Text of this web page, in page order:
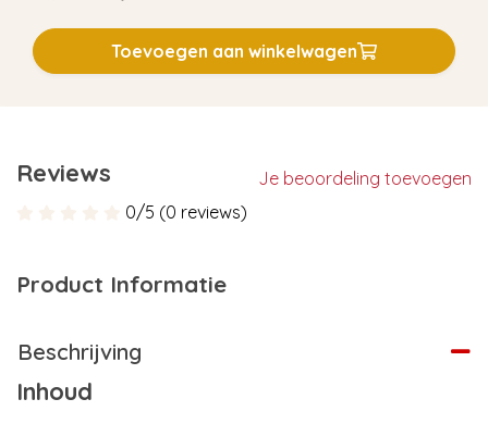
Toevoegen aan winkelwagen
Reviews
Je beoordeling toevoegen
0/5 (0 reviews)
Product Informatie
Beschrijving
Inhoud